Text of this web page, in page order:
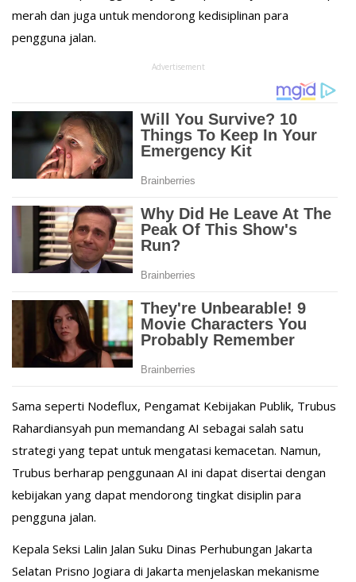
merah dan juga untuk mendorong kedisiplinan para
pengguna jalan.
Advertisement
Sama seperti Nodeflux, Pengamat Kebijakan Publik, Trubus
Rahardiansyah pun memandang AI sebagai salah satu
strategi yang tepat untuk mengatasi kemacetan. Namun,
Trubus berharap penggunaan AI ini dapat disertai dengan
kebijakan yang dapat mendorong tingkat disiplin para
pengguna jalan.
Kepala Seksi Lalin Jalan Suku Dinas Perhubungan Jakarta
Selatan Prisno Jogiara di Jakarta menjelaskan mekanisme